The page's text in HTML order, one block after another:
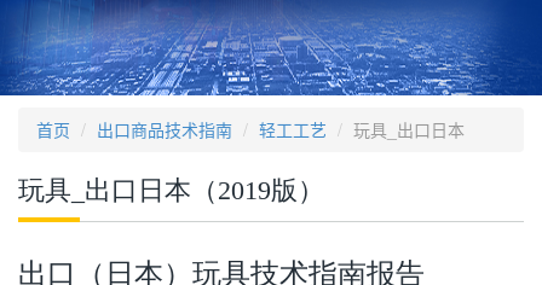
首页 出口商品技术指南 轻工工艺 玩具_出口日本
玩具_出口日本（2019版）
出口（日本）玩具技术指南报告